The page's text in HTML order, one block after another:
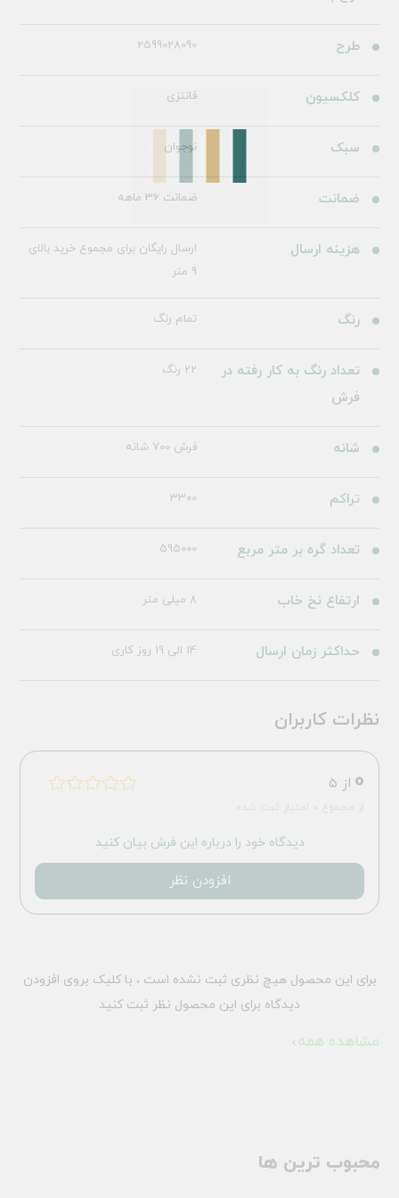
طرح 2599028090
کلکسیون فانتزی
سبک نوجوان
ضمانت ضمانت 36 ماهه
هزینه ارسال
ارسال رایگان برای مجموع خرید بالای
9 متر
رنگ تمام رنگ
تعداد رنگ به کار رفته در
فرش
22 رنگ
شانه فرش 700 شانه
تراکم 3300
تعداد گره بر متر مربع 595000
ارتفاع نخ خاب 8 میلی متر
حداکثر زمان ارسال 14 الی 19 روز کاری
نظرات کاربران
0 از 5
دیدگاه خود را درباره این فرش بیان کنید
افزودن نظر
برای این محصول هیچ نظری ثبت نشده است ، با کلیک بروی افزودن
دیدگاه برای این محصول نظر ثبت کنید
مشاهده همه
محبوب ترین ها